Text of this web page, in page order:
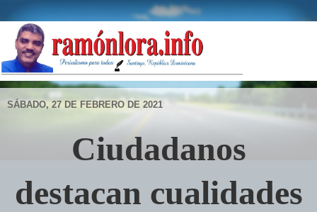
SÁBADO, 27 DE FEBRERO DE 2021
Ciudadanos
destacan cualidades